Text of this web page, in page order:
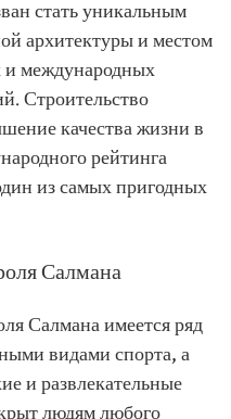
стать уникальным
архитектуры и местом
и международных
Строительство
качества жизни в
рейтинга
из самых пригодных
Салмана
Салмана имеется ряд
видами спорта, а
и развлекательные
людям любого